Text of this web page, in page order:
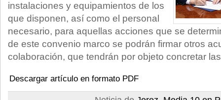
instalaciones y equipamientos de los
que disponen, así como el personal
necesario, para aquellas acciones que se
de este convenio marco se podrán firmar otros
colaboración, que tendrán por objeto concretar
Descargar artículo en formato PDF